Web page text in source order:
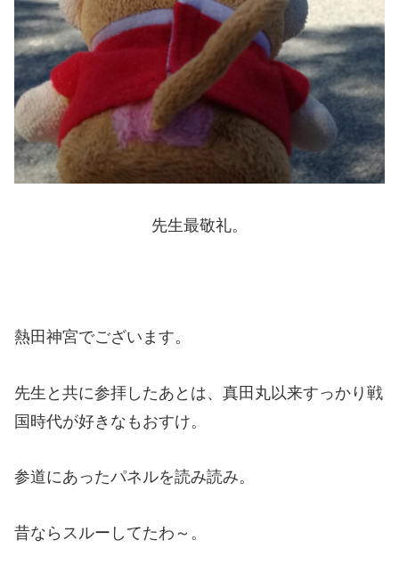
先生最敬礼。
熱田神宮でございます。
先生と共に参拝したあとは、真田丸以来すっかり戦
国時代が好きなもおすけ。
参道にあったパネルを読み読み。
昔ならスルーしてたわ～。